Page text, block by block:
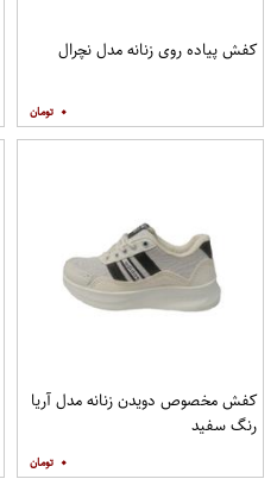
کفش پیاده روی زنانه مدل نچرال
۰
کفش مخصوص دویدن زنانه مدل آریا
رنگ سفید
۰